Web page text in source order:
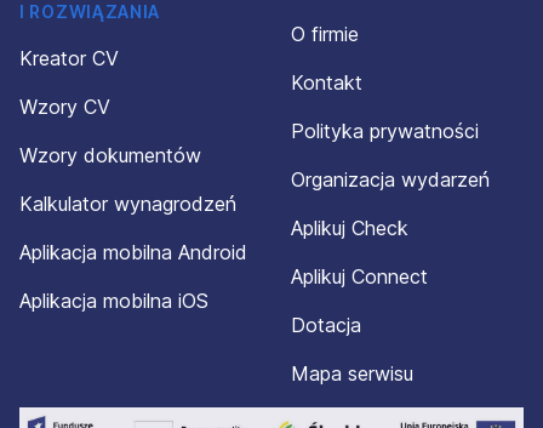
I ROZWIĄZANIA
Kreator CV
Wzory CV
Wzory dokumentów
Kalkulator wynagrodzeń
Aplikacja mobilna Android
Aplikacja mobilna iOS
O firmie
Kontakt
Polityka prywatności
Organizacja wydarzeń
Aplikuj Check
Aplikuj Connect
Dotacja
Mapa serwisu